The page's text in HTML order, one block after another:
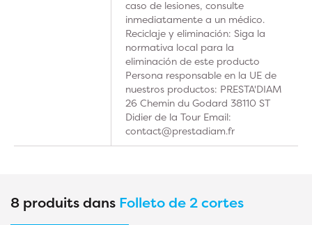
caso de lesiones, consulte
inmediatamente a un médico.
Reciclaje y eliminación: Siga la
normativa local para la
eliminación de este producto
Persona responsable en la UE de
nuestros productos: PRESTA'DIAM
26 Chemin du Godard 38110 ST
Didier de la Tour Email:
contact@prestadiam.fr
8 produits dans Folleto de 2 cortes